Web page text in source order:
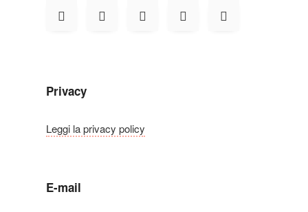
Privacy
Leggi la privacy policy
E-mail